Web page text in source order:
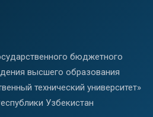
бюджетного
высшего образования
технический университет»
Узбекистан